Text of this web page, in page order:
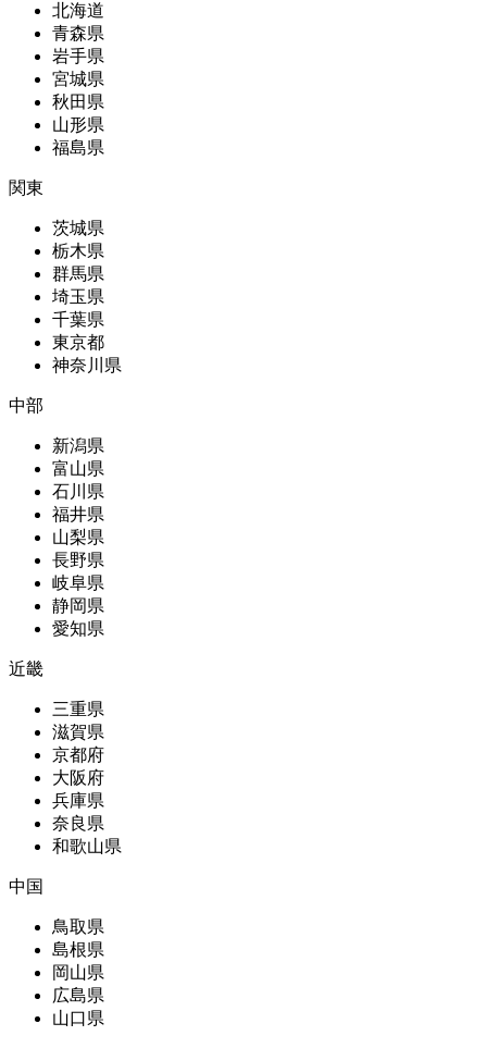
北海道
青森県
岩手県
宮城県
秋田県
山形県
福島県
関東
茨城県
栃木県
群馬県
埼玉県
千葉県
東京都
神奈川県
中部
新潟県
富山県
石川県
福井県
山梨県
長野県
岐阜県
静岡県
愛知県
近畿
三重県
滋賀県
京都府
大阪府
兵庫県
奈良県
和歌山県
中国
鳥取県
島根県
岡山県
広島県
山口県